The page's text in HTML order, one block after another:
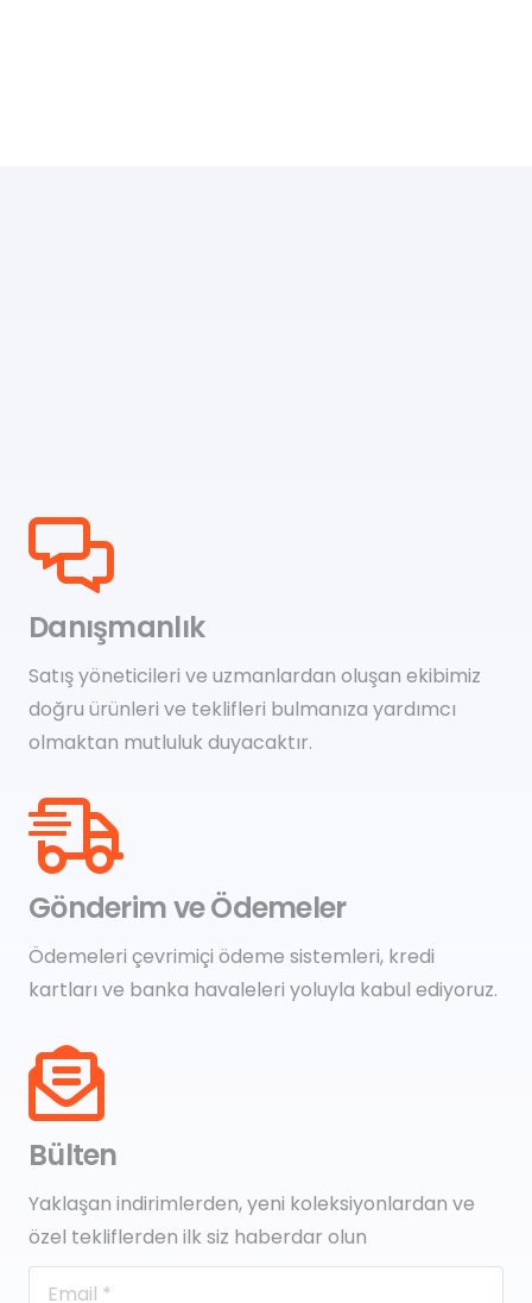
Danışmanlık
Satış yöneticileri ve uzmanlardan oluşan ekibimiz
doğru ürünleri ve teklifleri bulmanıza yardımcı
olmaktan mutluluk duyacaktır.
Gönderim ve Ödemeler
Ödemeleri çevrimiçi ödeme sistemleri, kredi
kartları ve banka havaleleri yoluyla kabul ediyoruz.
Bülten
Yaklaşan indirimlerden, yeni koleksiyonlardan ve
özel tekliflerden ilk siz haberdar olun